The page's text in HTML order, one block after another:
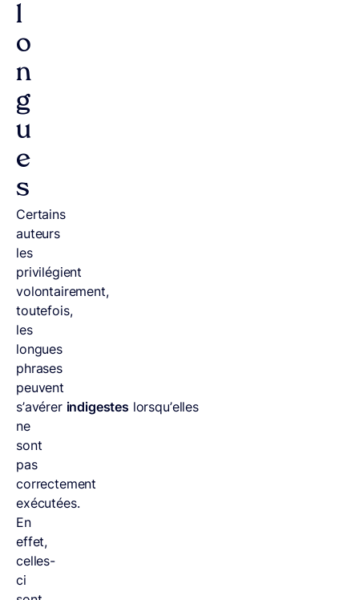
l
o
n
g
u
e
s
Certains
auteurs
les
privilégient
volontairement,
toutefois,
les
longues
phrases
peuvent
s’avérer indigesteslorsqu’elles
ne
sont
pas
correctement
exécutées.
En
effet,
celles-
ci